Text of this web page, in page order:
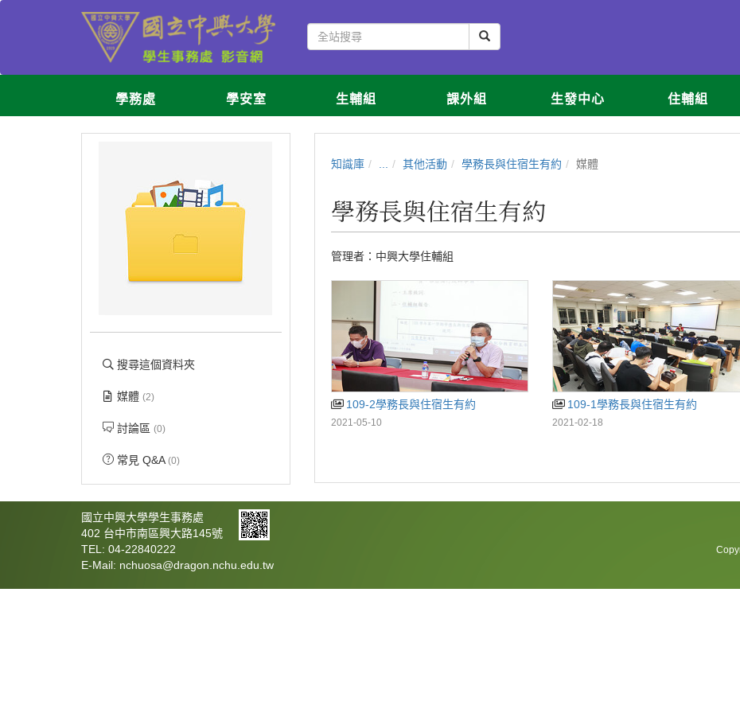
學務處 學安室 生輔組 課外組 生發中心 住輔組
搜尋這個資料夾
媒體(2)
討論區(0)
常見 Q&A(0)
知識庫 其他活動 學務長與住宿生有約 媒體
學務長與住宿生有約
管理者： 中興大學住輔組
109-2學務長與住宿生有約
2021-05-10
109-1學務長與住宿生有約
2021-02-18
國立中興大學學生事務處
402 台中市南區興大路145號
TEL: 04-22840222
E-Mail: nchuosa@dragon.nchu.edu.tw